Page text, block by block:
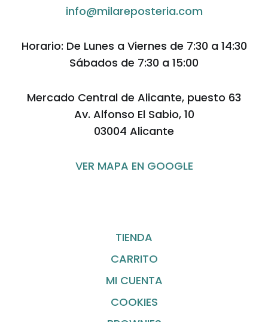
info@milareposteria.com
Horario: De Lunes a Viernes de 7:30 a 14:30
Sábados de 7:30 a 15:00
Mercado Central de Alicante, puesto 63
Av. Alfonso El Sabio, 10
03004 Alicante
VER MAPA EN GOOGLE
TIENDA
CARRITO
MI CUENTA
COOKIES